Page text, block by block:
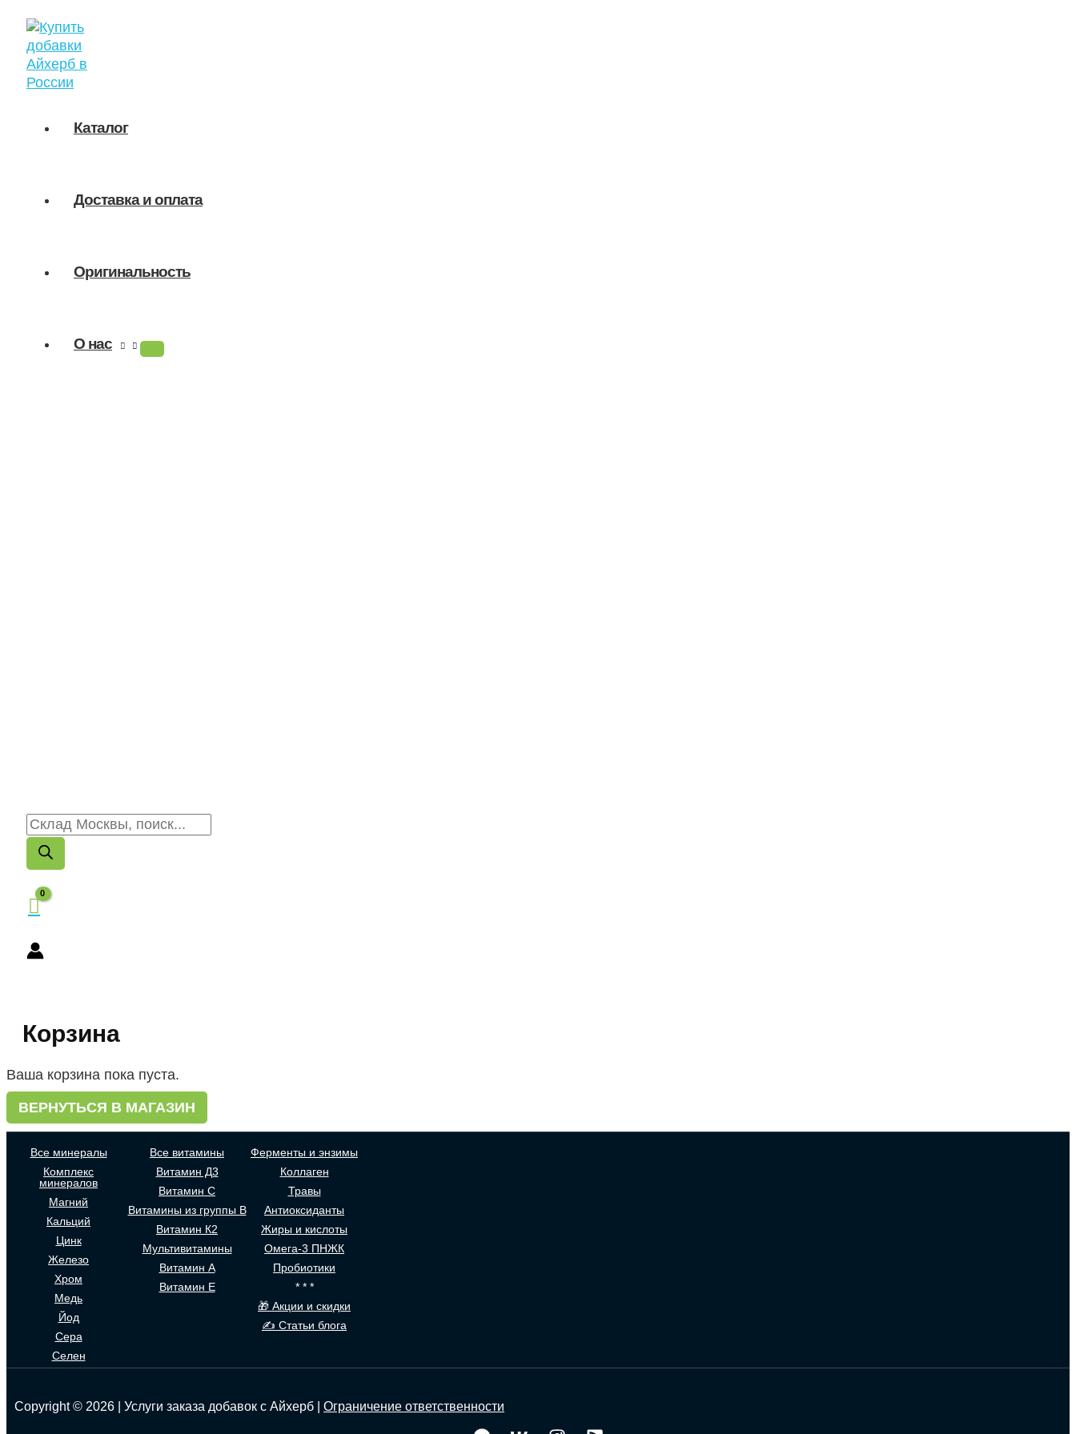
содержимому
Каталог
Доставка и оплата
Оригинальность
О нас
товаров
Корзина
Ваша корзина пока пуста.
ВЕРНУТЬСЯ В МАГАЗИН
Все минералы
Комплекс
минералов
Магний
Кальций
Цинк
Железо
Хром
Медь
Йод
Сера
Селен
Все витамины
Витамин Д3
Витамин С
Витамины из группы В
Витамин К2
Мультивитамины
Витамин А
Витамин Е
Ферменты и энзимы
Коллаген
Травы
Антиоксиданты
Жиры и кислоты
Омега-3 ПНЖК
Пробиотики
* * *
🎁 Акции и скидки
✍ Статьи блога
Copyright © 2026 | Услуги заказа добавок с Айхерб | Ограничение ответственности